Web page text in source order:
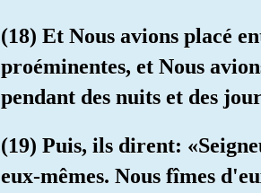
(18) Et Nous avions placé
proéminentes, et Nous
pendant des nuits et des
(19) Puis, ils dirent:
eux-mêmes. Nous fîmes